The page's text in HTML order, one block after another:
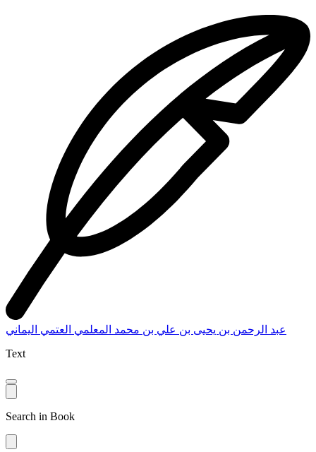
عبد الرحمن بن يحيى بن علي بن محمد المعلمي العتمي اليماني
Text
Search in Book